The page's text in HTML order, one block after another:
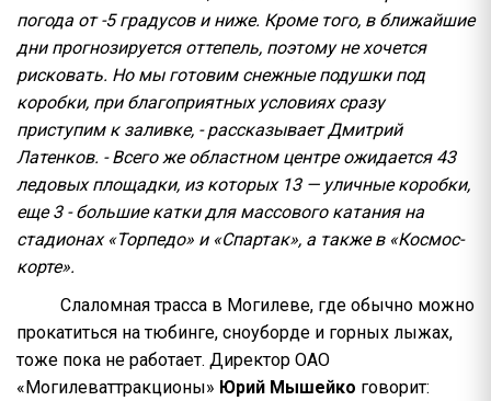
погода от -5 градусов и ниже. Кроме того, в ближайшие
дни прогнозируется оттепель, поэтому не хочется
рисковать. Но мы готовим снежные подушки под
коробки, при благоприятных условиях сразу
приступим к заливке, - рассказывает Дмитрий
Латенков. - Всего же областном центре ожидается 43
ледовых площадки, из которых 13 — уличные коробки,
еще 3 - большие катки для массового катания на
стадионах «Торпедо» и «Спартак», а также в «Космос-
корте».
Слаломная трасса в Могилеве, где обычно можно
прокатиться на тюбинге, сноуборде и горных лыжах,
тоже пока не работает. Директор ОАО
«Могилеваттракционы» Юрий Мышейко говорит: